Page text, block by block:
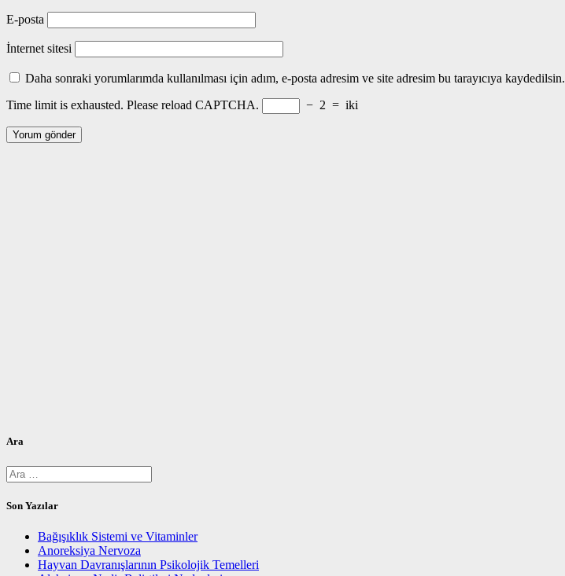
E-posta
İnternet sitesi
Daha sonraki yorumlarımda kullanılması için adım, e-posta adresim ve site adresim bu tarayıcıya kaydedilsin.
Time limit is exhausted. Please reload CAPTCHA.
− 2 = iki
Ara
Arama:
Son Yazılar
Bağışıklık Sistemi ve Vitaminler
Anoreksiya Nervoza
Hayvan Davranışlarının Psikolojik Temelleri